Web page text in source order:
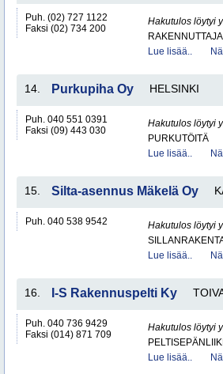
Puh. (02) 727 1122
Faksi (02) 734 200
Hakutulos löytyi
Lue lisää..
14. Purkupiha Oy HELSINKI
Puh. 040 551 0391
Faksi (09) 443 030
Hakutulos löytyi
PURKUTÖITÄ
Lue lisää..
15. Silta-asennus Mäkelä Oy
Puh. 040 538 9542
Hakutulos löytyi
Lue lisää..
16. I-S Rakennuspelti Ky
Puh. 040 736 9429
Faksi (014) 871 709
Hakutulos löytyi
Lue lisää..